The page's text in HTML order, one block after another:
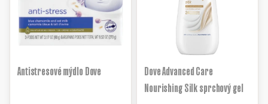
Antistresové mýdlo Dove
Dove Advanced Care
Nourishing Silk sprchový gel